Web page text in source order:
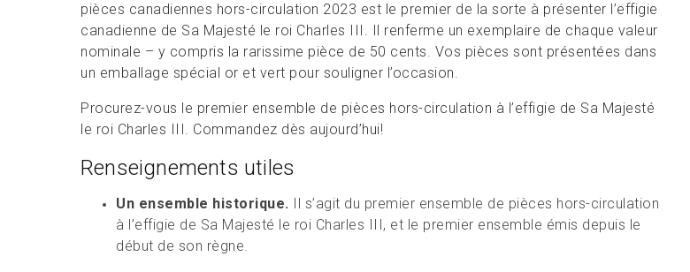
pièces canadiennes hors-circulation 2023 est le premier de la sorte à présenter l’effigie
canadienne de Sa Majesté le roi Charles III. Il renferme un exemplaire de chaque valeur
nominale – y compris la rarissime pièce de 50 cents. Vos pièces sont présentées dans
un emballage spécial or et vert pour souligner l’occasion.
Procurez-vous le premier ensemble de pièces hors-circulation à l’effigie de Sa Majesté
le roi Charles III. Commandez dès aujourd’hui!
Renseignements utiles
Un ensemble historique. Il s’agit du premier ensemble de pièces hors-circulation
à l’effigie de Sa Majesté le roi Charles III, et le premier ensemble émis depuis le
début de son règne.